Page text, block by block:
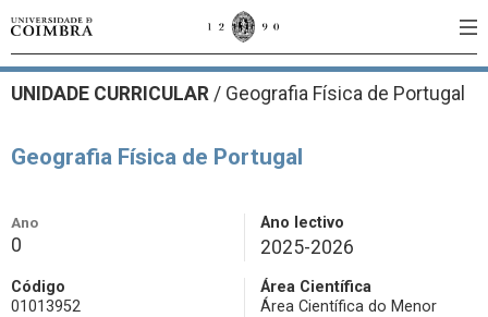
UNIDADE CURRICULAR / Geografia Física de Portugal
Geografia Física de Portugal
Ano
0
Ano lectivo
2025-2026
Código
01013952
Área Científica
Área Científica do Menor